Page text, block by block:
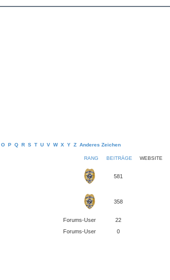
O P Q R S T U V W X Y Z Anderes Zeichen
RANG BEITRÄGE WEBSITE
581
358
Forums-User 22
Forums-User
0